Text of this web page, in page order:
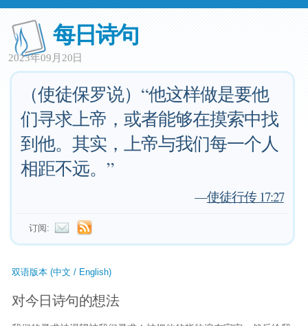
每日诗句
2023年09月20日
（使徒保罗说）“他这样做是要他
们寻求上帝，或者能够在摸索中找
到他。其实，上帝与我们每一个人
相距不远。”
—使徒行传 17:27
订阅:
双语版本 (中文 / English)
对今日诗句的想法